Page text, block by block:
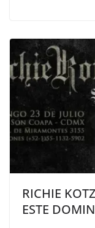
RICHIE
ESTE